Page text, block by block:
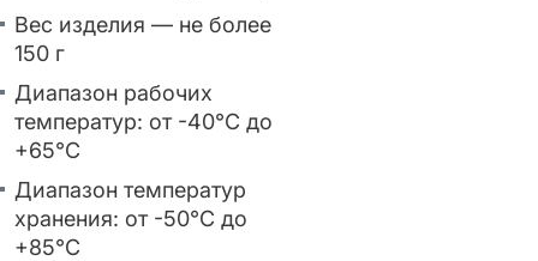
Вес изделия — не более
150 г
Диапазон рабочих
температур: от -40°С до
+65°С
Диапазон температур
хранения: от -50°С до
+85°С